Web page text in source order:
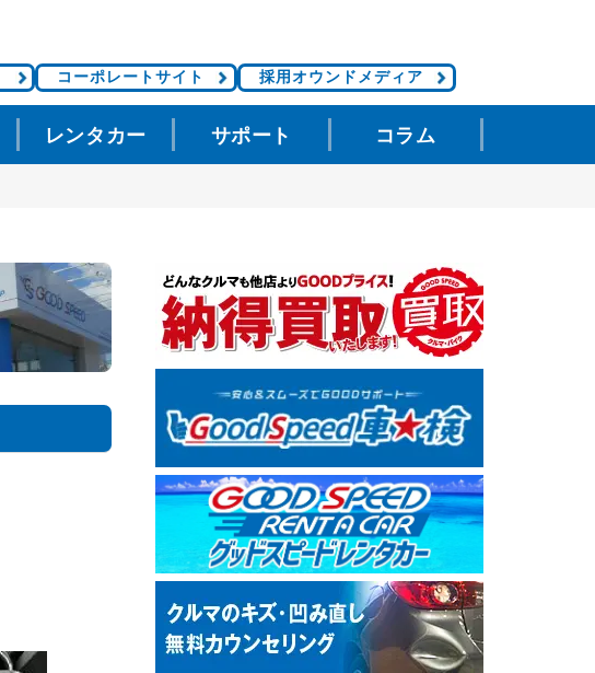
コーポレートサイト 採用オウンドメディア
レンタカー サポート コラム